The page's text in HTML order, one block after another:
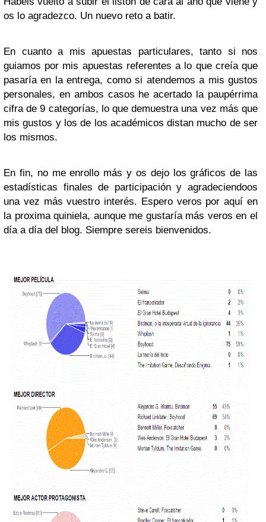
os lo agradezco. Un nuevo reto a batir.
En cuanto a mis apuestas particulares, tanto si nos
guiamos por mis apuestas referentes a lo que creía que
pasaría en la entrega, como si atendemos a mis gustos
personales, en ambos casos he acertado la paupérrima
cifra de 9 categorías, lo que demuestra una vez más que
mis gustos y los de los académicos distan mucho de ser
los mismos.
En fin, no me enrollo más y os dejo los gráficos de las
estadísticas finales de participación y agradeciendoos
una vez más vuestro interés. Espero veros por aquí en
la proxima quiniela, aunque me gustaría más veros en el
día a día del blog. Siempre sereis bienvenidos.